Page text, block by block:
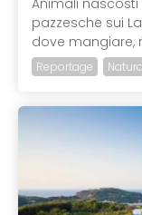
Animali nascosti
pazzesche sui
dove mangiare,
Reportage Natura